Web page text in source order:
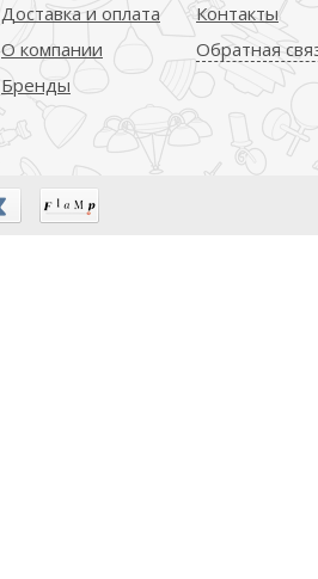
Доставка и оплата
О компании
Бренды
Контакты
Обратная